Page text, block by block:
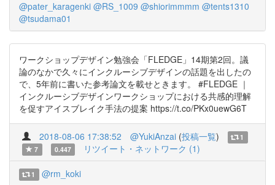
@pater_karagenki @RS_1009 @shiorimmmm @tents1310
@tsudama01
ワークショップデザイン勉強会「FLEDGE」14期第2回。議
論のなかで久々にインクルーシブデザインの話題を出したの
で、5年前に書いた参考論文を載せときます。 #FLEDGE ｜
インクルーシブデザインワークショップにおける共感的理解
を促すアイスブレイク手法の提案 https://t.co/PKx0uewG6T
2018-08-06 17:38:52 @YukiAnzai (投稿一覧)
1
7
0.447 リツイート・ネットワーク (1)
1 @rm_koki